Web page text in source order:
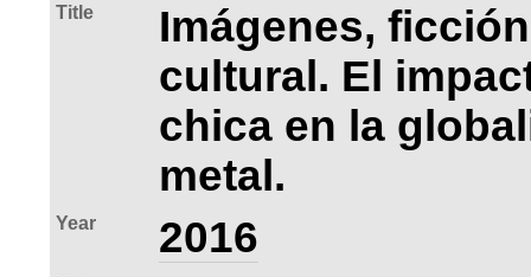
Title
Imágenes,
cultural. El
chica en la
metal.
Year 2016